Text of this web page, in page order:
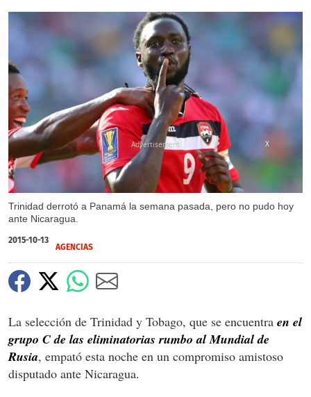
Trinidad derrotó a Panamá la semana pasada, pero no pudo hoy
ante Nicaragua.
X
2015-10-13
AGENCIAS
La selección de Trinidad y Tobago, que se encuentra en el
grupo C de las eliminatorias rumbo al Mundial de
Rusia, empató esta noche en un compromiso amistoso
disputado ante Nicaragua.